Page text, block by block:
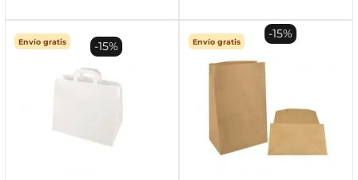
Envío gratis -15% Envío gratis
-15%